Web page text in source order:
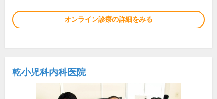
オンライン診療の詳細をみる
乾小児科内科医院